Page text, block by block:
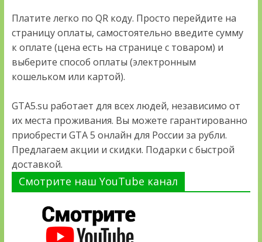
Платите легко по QR коду. Просто перейдите на
страницу оплаты, самостоятельно введите сумму
к оплате (цена есть на странице с товаром) и
выберите способ оплаты (электронным
кошельком или картой).
GTA5.su работает для всех людей, независимо от
их места проживания. Вы можете гарантированно
приобрести GTA 5 онлайн для России за рубли.
Предлагаем акции и скидки. Подарки с быстрой
доставкой.
Смотрите наш YouTube канал